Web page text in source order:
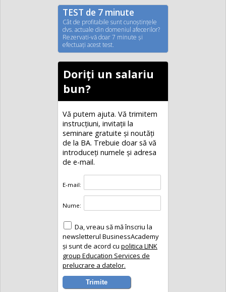
TEST de 7 minute
Cât de profitabile sunt cunoştinţele
dvs. actuale din domeniul afecerilor?
Rezervati-vă doar 7 minute şi
efectuaţi acest test.
Doriți un salariu
bun?
Vă putem ajuta. Vă trimitem
instrucțiuni, invitaţii la
seminare gratuite şi noutăţi
de la BA. Trebuie doar să vă
introduceţi numele și adresa
de e-mail.
E-mail:
Nume:
Da, vreau să mă înscriu la
newsletterul BusinessAcademy
și sunt de acord cu politica LINK
group Education Services de
prelucrare a datelor.